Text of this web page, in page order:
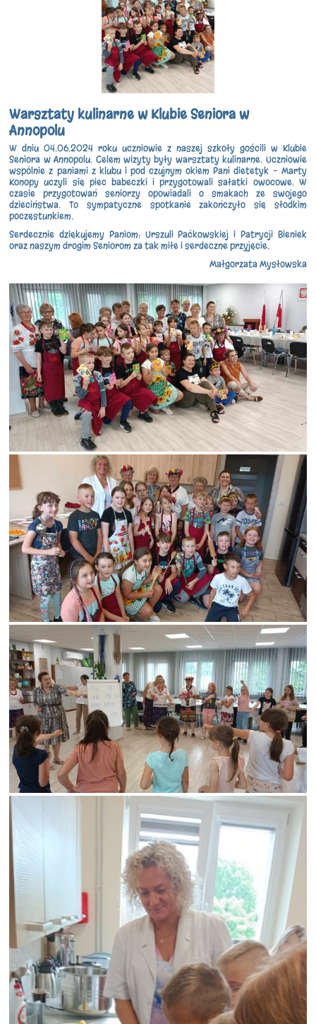
Warsztaty kulinarne w Klubie Seniora w
Annopolu
W dniu 04.06.2024 roku uczniowie z naszej szkoły gościli w Klubie
Seniora w Annopolu. Celem wizyty były warsztaty kulinarne. Uczniowie
wspólnie z paniami z klubu i pod czujnym okiem Pani dietetyk – Marty
Konopy uczyli się piec babeczki i przygotowali sałatki owocowe. W
czasie przygotowań seniorzy opowiadali o smakach ze swojego
dzieciństwa. To sympatyczne spotkanie zakończyło się słodkim
poczęstunkiem.
Serdecznie dziękujemy Paniom: Urszuli Paćkowskiej i Patrycji Bieniek
oraz naszym drogim Seniorom za tak miłe i serdeczne przyjęcie.
Małgorzata Mysłowska